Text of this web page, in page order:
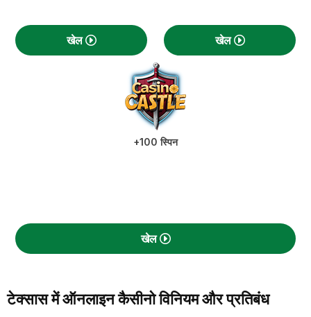
खेल खेल
+100 स्पिन
खेल
टेक्सास में ऑनलाइन कैसीनो विनियम और प्रतिबंध